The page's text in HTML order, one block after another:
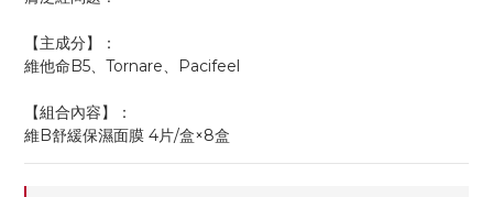
【主成分】：
維他命B5、Tornare、Pacifeel
【組合內容】：
維B舒緩保濕面膜 4片/盒×8盒